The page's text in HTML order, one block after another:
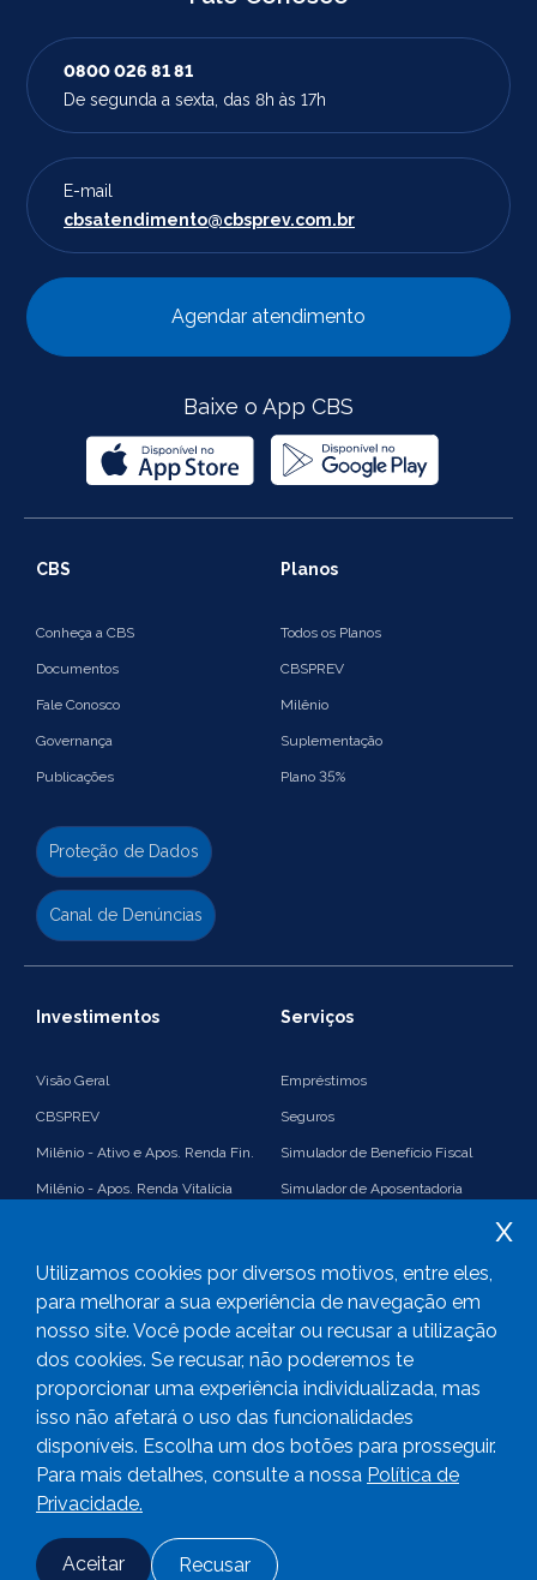
0800 026 81 81
De segunda a sexta, das 8h às 17h
E-mail
cbsatendimento@cbsprev.com.br
Agendar atendimento
Baixe o App CBS
CBS
Conheça a CBS
Documentos
Fale Conosco
Governança
Publicações
Proteção de Dados
Canal de Denúncias
Planos
Todos os Planos
CBSPREV
Milênio
Suplementação
Plano 35%
Investimentos
Visão Geral
CBSPREV
Milênio - Ativo e Apos. Renda Fin.
Milênio - Apos. Renda Vitalícia
PGA
Consolidado
Serviços
Empréstimos
Seguros
Simulador de Benefício Fiscal
Simulador de Aposentadoria
Fiscal
Links úteis
CBS Previdência -2023Todos os direitos reservados
x
Utilizamos cookies por diversos motivos, entre eles,
para melhorar a sua experiência de navegação em
nosso site. Você pode aceitar ou recusar a utilização
dos cookies. Se recusar, não poderemos te
proporcionar uma experiência individualizada, mas
isso não afetará o uso das funcionalidades
disponíveis. Escolha um dos botões para prosseguir.
Para mais detalhes, consulte a nossa Política de
Privacidade.
Aceitar Recusar